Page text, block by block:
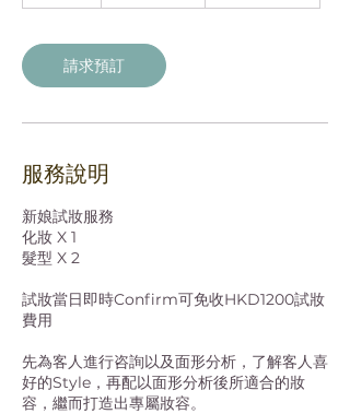
請求預訂
服務說明
新娘試妝服務
化妝 X 1
髮型 X 2
試妝當日即時Confirm可免收HKD1200試妝
費用
先為客人進行咨詢以及面形分析，了解客人喜
好的Style，再配以面形分析後所適合的妝
容，繼而打造出專屬妝容。